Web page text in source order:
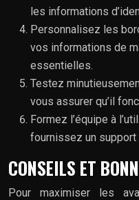
les informations
Personnalisez les
vos informations de
essentielles.
Testez
vous assurer qu’il
Formez l’équipe à
fournissez un support
CONSEILS ET
Pour maximiser les